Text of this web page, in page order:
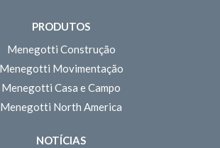
PRODUTOS
Menegotti Construção
Menegotti Movimentação
Menegotti Casa e Campo
Menegotti North America
NOTÍCIAS